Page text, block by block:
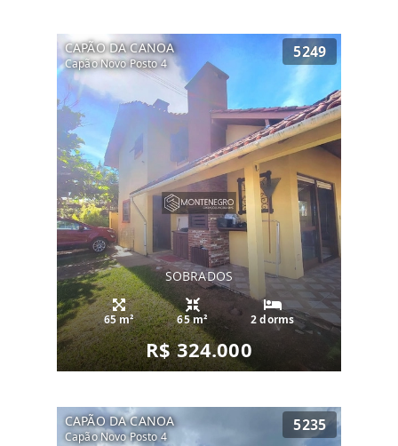
CAPÃO DA CANOA
Capão Novo Posto 4
5249
SOBRADOS
65 m² 65 m² 2 dorms
R$ 324.000
CAPÃO DA CANOA
Capão Novo Posto 4
5235